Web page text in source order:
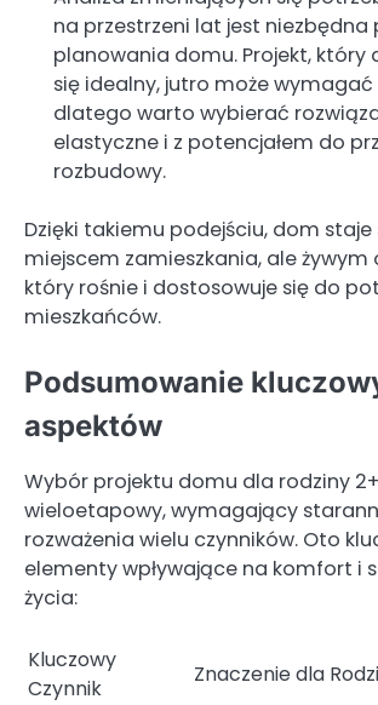
na przestrzeni lat jest niezbędna
planowania domu. Projekt, który
się idealny, jutro może
dlatego warto wybierać
elastyczne i z potencjałem do
rozbudowy.
Dzięki takiemu podejściu, dom staje
miejscem zamieszkania, ale
który rośnie i dostosowuje się do
mieszkańców.
Podsumowanie
aspektów
Wybór projektu domu dla rodziny
wieloetapowy, wymagający
rozważenia wielu czynników. Oto
elementy wpływające na komfort i
życia:
Kluczowy
Czynnik
Znaczenie dla